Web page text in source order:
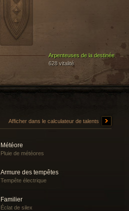
Arpenteuses de la destinée
628 vitalité
Afficher dans le calculateur de talents
Météore
Pluie de météores
Armure des tempêtes
Tempête électrique
Familier
Éclat de silex